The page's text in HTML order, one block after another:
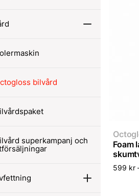
bilvård
superkampanj och
Foam
599 kr